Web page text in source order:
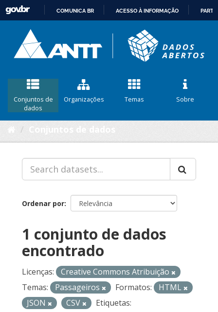
CONTEÚDO
COMUNICA BR ACESSO À INFORMAÇÃO
Conjuntos de
dados
Organizações Temas Sobre
Ordenar por
1 conjunto de dados
encontrado
Licenças:
Creative Commons Atribuição
Temas:
Passageiros Formatos:
HTML
JSON
CSV
Etiquetas: